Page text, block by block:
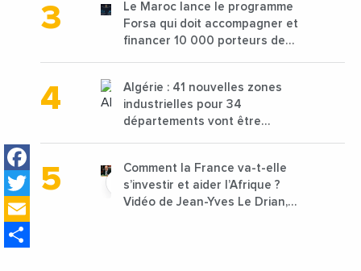
Facebook
Twitter
Le Maroc lance le programme
Forsa qui doit accompagner et
financer 10 000 porteurs de
Algérie : 41 nouvelles zones
industrielles pour 34
départements vont être
Comment la France va-t-elle
s’investir et aider l’Afrique ?
Vidéo de Jean-Yves Le Drian,